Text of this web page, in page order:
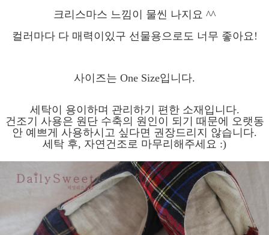
크리스마스 느낌이 물씬 나지요 ^^
컬러마다 다 매력이있구 선물용으로도 너무 좋아요!
사이즈는 One Size입니다.
세탁이 용이하며 관리하기 편한 소재입니다.
건조기 사용은 원단 수축의 원인이 되기 때문에 오랫동
안 예쁘게 사용하시고 싶다면 권장드리지 않습니다.
세탁 후, 자연건조로 마무리해주세요 :)